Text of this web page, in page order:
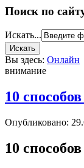
Поиск по
Искать...
Вы здесь: Онлайн
внимание
10
Опубликовано:
10